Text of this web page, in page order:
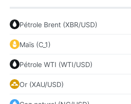
Pétrole Brent (XBR/USD)
Maïs (C_1)
Pétrole WTI (WTI/USD)
Or (XAU/USD)